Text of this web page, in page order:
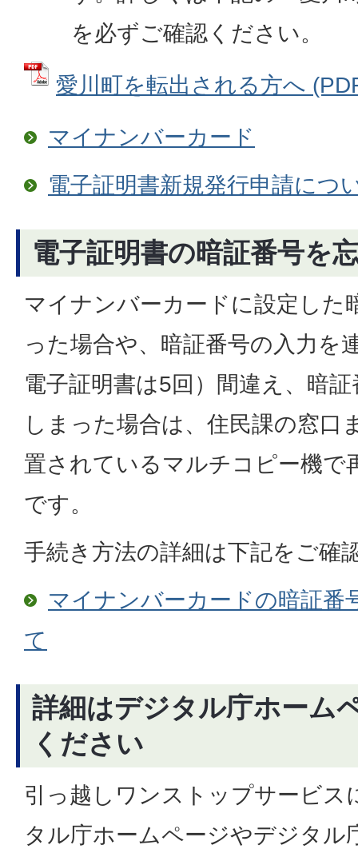
を必ずご確認ください。
愛川町を転出される方へ
マイナンバーカード
電子証明書新規発行申請につ
電子証明書の暗証番号を
マイナンバーカードに設定した
った場合や、暗証番号の入力を
電子証明書は5回）間違え、暗
しまった場合は、住民課の窓口
置されているマルチコピー機で
です。
手続き方法の詳細は下記をご確
マイナンバーカードの暗証番
て
詳細はデジタル庁ホーム
ください
引っ越しワンストップサービス
タル庁ホームページやデジタル